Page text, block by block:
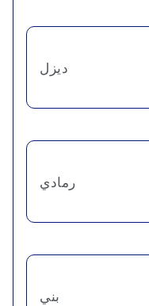
ديزل
رمادي
بني